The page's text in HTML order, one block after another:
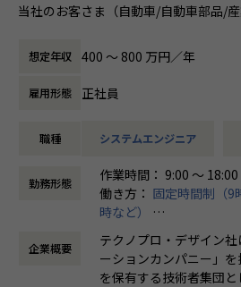
当社のお客さま（自動車/自動車部品/
を用いた製品・装置等の機構・筐体設
の開発業務に従事していただきます。
例えば、、、
・【医療機器】樹脂成形部品の設計開
め
会社についての詳細
当社は、約8,500名のエンジニアの現
ィングを融合し、課題解決から価値創
する総合技術ソリューションカンパニ
想定年収 400 〜 800 万円／年
雇用形態 正社員
職種 システムエンジニア
勤務形態
作業時間： 9:00 ～ 18:00
働き方： 固定時間制（9
時など）
時間外労働の有無： 有
休憩時間： 60分
企業概要
テクノプロ・デザイン
ーションカンパニー」
を保有する技術者集団